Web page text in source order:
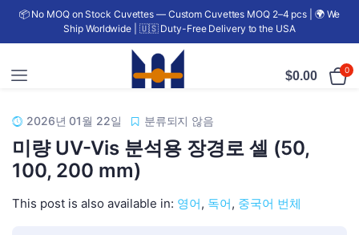
📦 No MOQ on Stock Cuvettes — Custom Cuvettes MOQ 2–4 pcs | 🌍 We
Ship Worldwide | 🇺🇸 Duty-Free Delivery to the USA
$0.00 0
2026년 01월 22일 분류되지 않음
미량 UV-Vis 분석용 장경로 셀 (50,
100, 200 mm)
This post is also available in: 영어 독어 중국어 번체